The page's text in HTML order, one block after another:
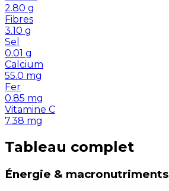
2.80 g
Fibres
3.10 g
Sel
0.01 g
Calcium
55.0 mg
Fer
0.85 mg
Vitamine C
7.38 mg
Tableau complet
Énergie & macronutriments